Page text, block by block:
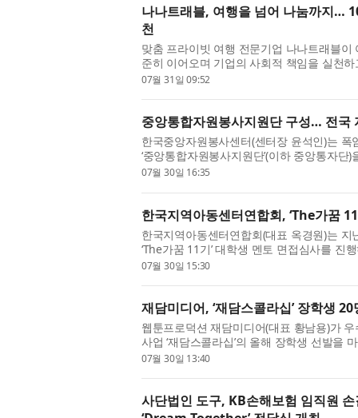
나나트래블, 여행을 넘어 나눔까지…
천
맞춤 프라이빗 여행 전문기업 나나트래블
준히 이어오며 기업의 사회적 책임을 실천
을 제공하는 것을 넘어 도움이 필...
07월 31일 09:52
중앙통합자원봉사지원단 구성… 전국
한국중앙자원봉사센터(센터장 윤석인)는
‘중앙통합자원봉사지원단’(이하 중앙통자
취약계층 밀착 지원에 나선다고 ...
07월 30일 16:35
한국지역아동센터연합회, ‘The가꿈
한국지역아동센터연합회(대표 옥경원)는
‘The가꿈 11기’ 대학생 멘토 면접심사를 진
명을 최종 선발했다. ‘The가꿈’은 ...
07월 30일 15:30
재담미디어, ‘재담스콜라십’ 장학생
웹툰프로덕션 재담미디어(대표 황남용)가
사업 ‘재담스콜라십’의 올해 장학생 선발을
툰 사업을 통해 거둔 성과를 창...
07월 30일 13:40
사단법인 도구, KB손해보험 임직원